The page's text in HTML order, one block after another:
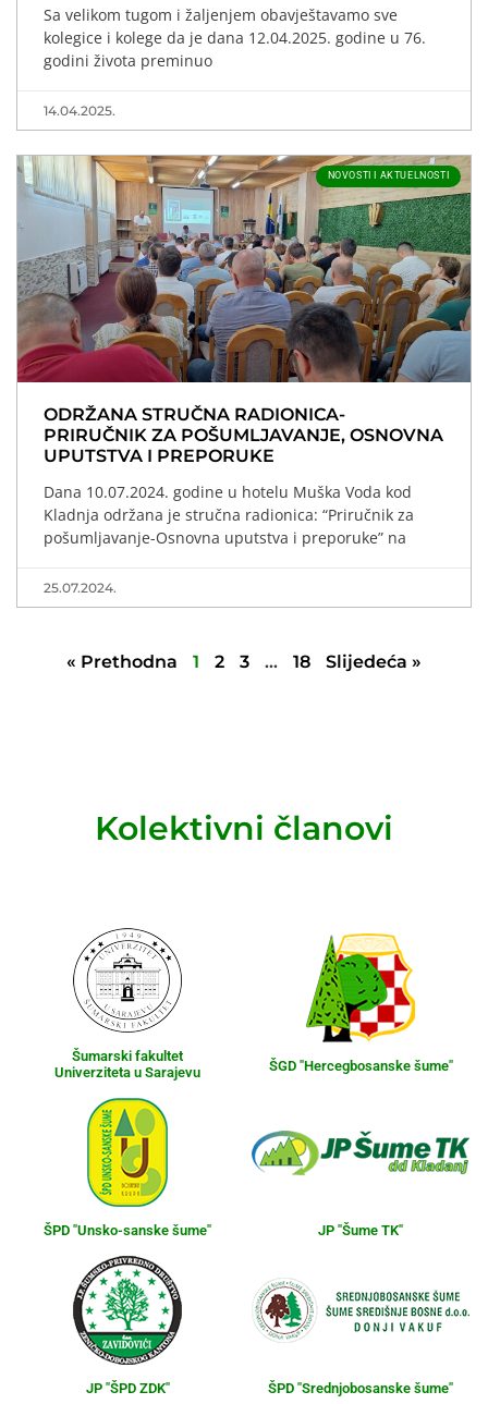
Sa velikom tugom i žaljenjem obavještavamo sve
kolegice i kolege da je dana 12.04.2025. godine u 76.
godini života preminuo
14.04.2025.
NOVOSTI I AKTUELNOSTI
ODRŽANA STRUČNA RADIONICA-
PRIRUČNIK ZA POŠUMLJAVANJE, OSNOVNA
UPUTSTVA I PREPORUKE
Dana 10.07.2024. godine u hotelu Muška Voda kod
Kladnja održana je stručna radionica: “Priručnik za
pošumljavanje-Osnovna uputstva i preporuke” na
25.07.2024.
« Prethodna 1 2 3 … 18 Slijedeća »
Kolektivni članovi
Šumarski fakultet
Univerziteta u Sarajevu
ŠGD "Hercegbosanske šume"
ŠPD "Unsko-sanske šume" JP "Šume TK"
JP "ŠPD ZDK" ŠPD "Srednjobosanske šume"